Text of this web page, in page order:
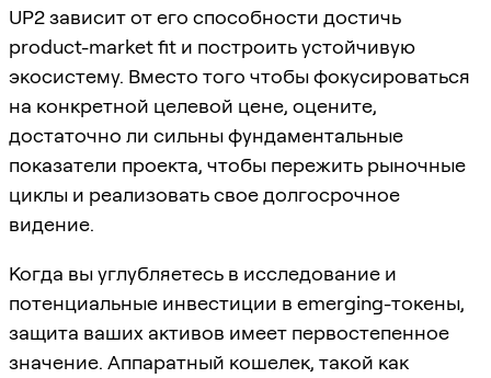
UP2 зависит от его способности достичь
product-market fit и построить устойчивую
экосистему. Вместо того чтобы фокусироваться
на конкретной целевой цене, оцените,
достаточно ли сильны фундаментальные
показатели проекта, чтобы пережить рыночные
циклы и реализовать свое долгосрочное
видение.
Когда вы углубляетесь в исследование и
потенциальные инвестиции в emerging-токены,
защита ваших активов имеет первостепенное
значение. Аппаратный кошелек, такой как